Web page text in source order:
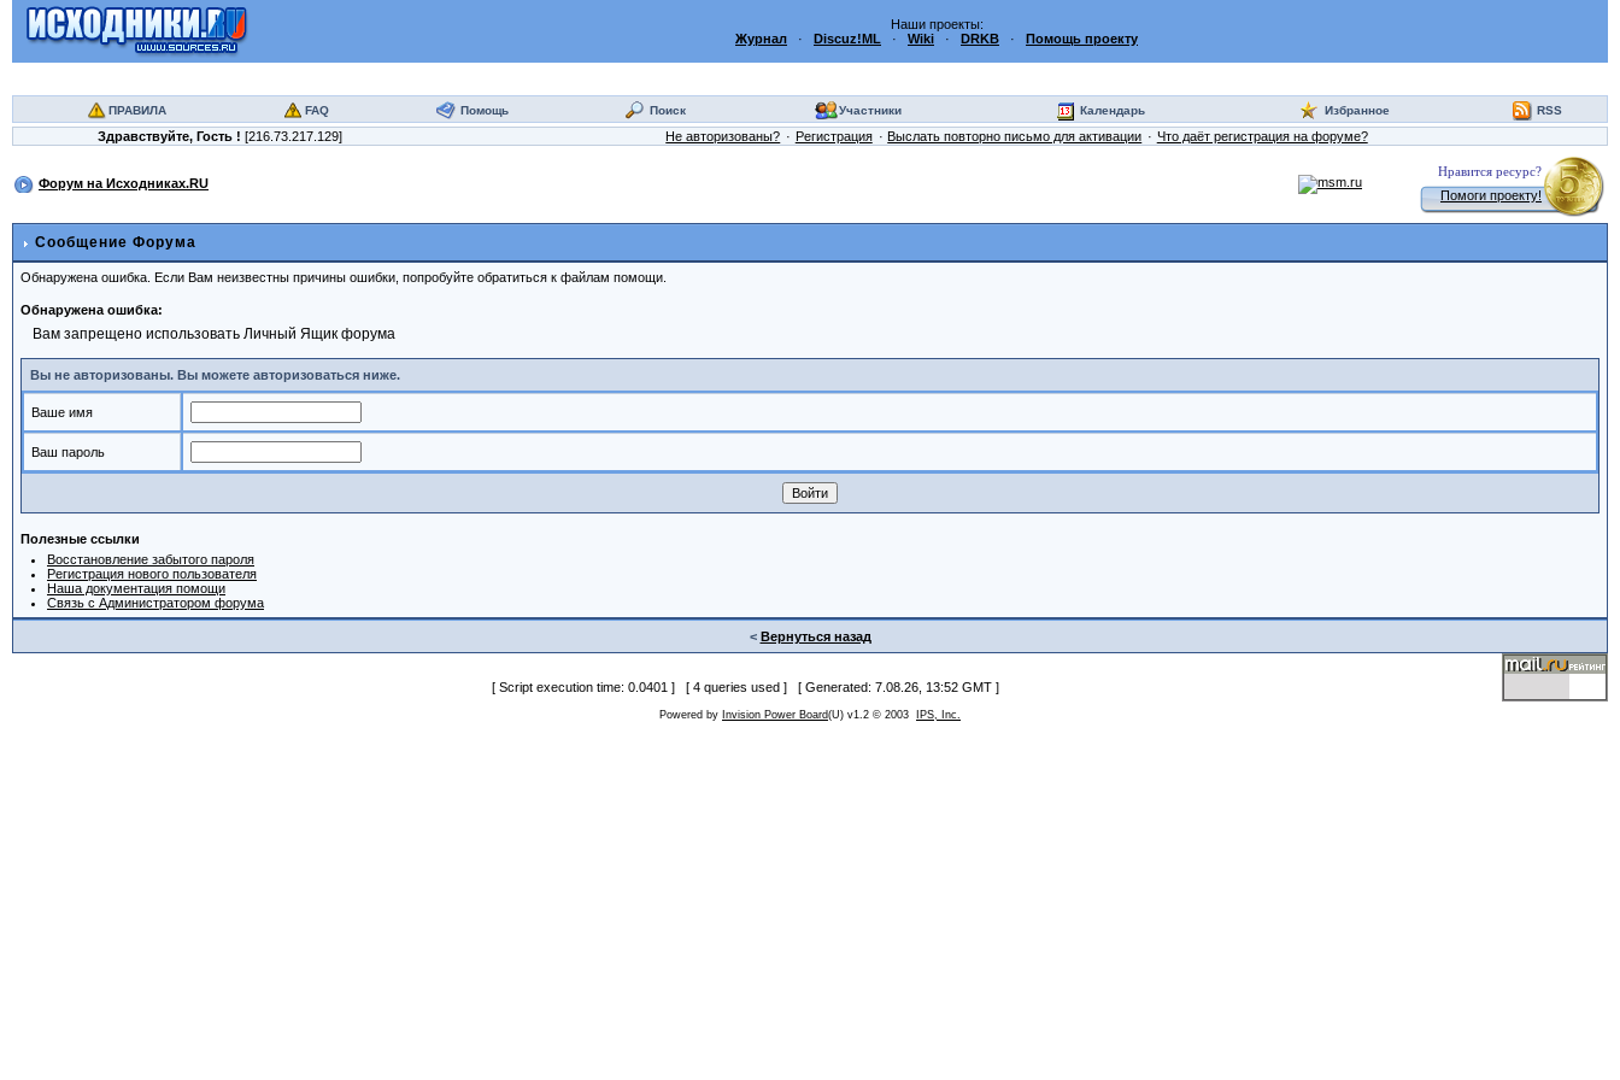
Наши проекты:
Журнал · Discuz!ML · Wiki · DRKB · Помощь проекту
ПРАВИЛА FAQ Помощь Поиск Участники Календарь Избранное RSS
Здравствуйте, Гость ! [216.73.217.129] Не авторизованы? Регистрация Выслать повторно письмо для активации Что даёт регистрация на форуме?
Форум на Исходниках.RU
Нравится ресурс?
Помоги проекту!
Сообщение Форума
Обнаружена ошибка. Если Вам неизвестны причины ошибки, попробуйте обратиться к файлам помощи.
Обнаружена ошибка:
Вам запрещено использовать Личный Ящик форума
Вы не авторизованы. Вы можете авторизоваться ниже.
Ваше имя
Ваш пароль
Полезные ссылки
Восстановление забытого пароля
Регистрация нового пользователя
Наша документация помощи
Связь с Администратором форума
< Вернуться назад
[ Script execution time: 0.0401 ] [ 4 queries used ] [ Generated: 7.08.26, 13:52 GMT ]
Powered by Invision Power Board(U) v1.2 © 2003 IPS, Inc.